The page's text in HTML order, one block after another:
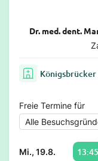
Dr. med. dent.
Königsbrücker
Freie Termine für
Mi., 19.8. 13:45